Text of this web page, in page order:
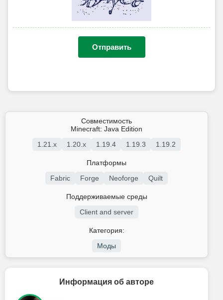
Отправить
Совместимость
Minecraft: Java Edition
1.21.x
1.20.x 1.19.4 1.19.3 1.19.2
Платформы
Fabric
Forge Neoforge Quilt
Поддерживаемые среды
Client and server
Категория:
Моды
Информация об авторе